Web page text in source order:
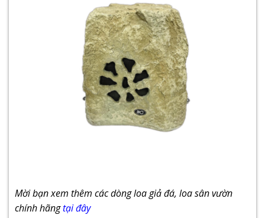
Mời bạn xem thêm các dòng loa giả đá, loa sân vườn
chính hãngtại đây